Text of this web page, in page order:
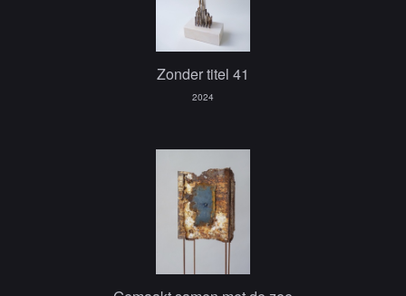
Zonder titel 41
2024